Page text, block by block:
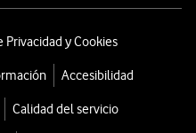
Privacidad y Cookies
Accesibilidad
Calidad del servicio